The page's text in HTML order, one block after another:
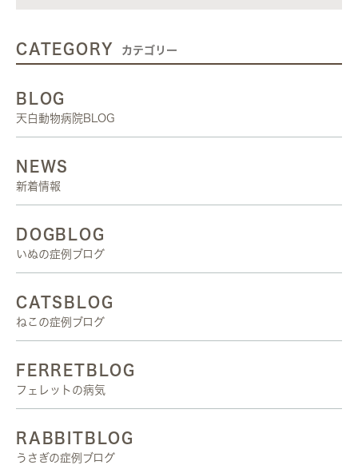
CATEGORY カテゴリー
BLOG
天白動物病院BLOG
NEWS
新着情報
DOGBLOG
いぬの症例ブログ
CATSBLOG
ねこの症例ブログ
FERRETBLOG
フェレットの病気
RABBITBLOG
うさぎの症例ブログ